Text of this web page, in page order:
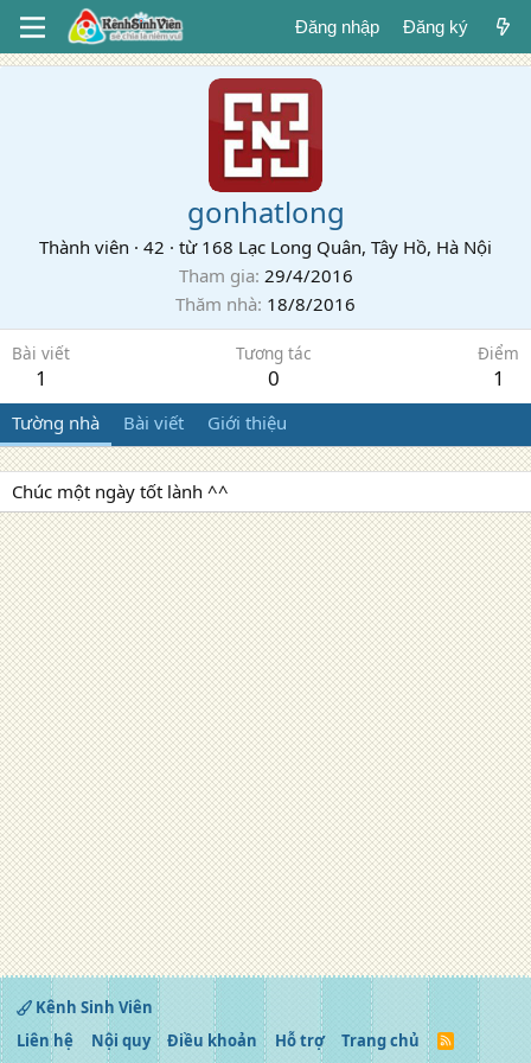
Đăng nhập Đăng ký
gonhatlong
Thành viên · 42 · từ 168 Lạc Long Quân, Tây Hồ, Hà Nội
Tham gia 29/4/2016
Thăm nhà 18/8/2016
Bài viết
1
Tương tác
0
Điểm
1
Tường nhà Bài viết Giới thiệu
Chúc một ngày tốt lành ^^
Kênh Sinh Viên
Liên hệ
Nội quy Điều khoản Hỗ trợ Trang chủ
R